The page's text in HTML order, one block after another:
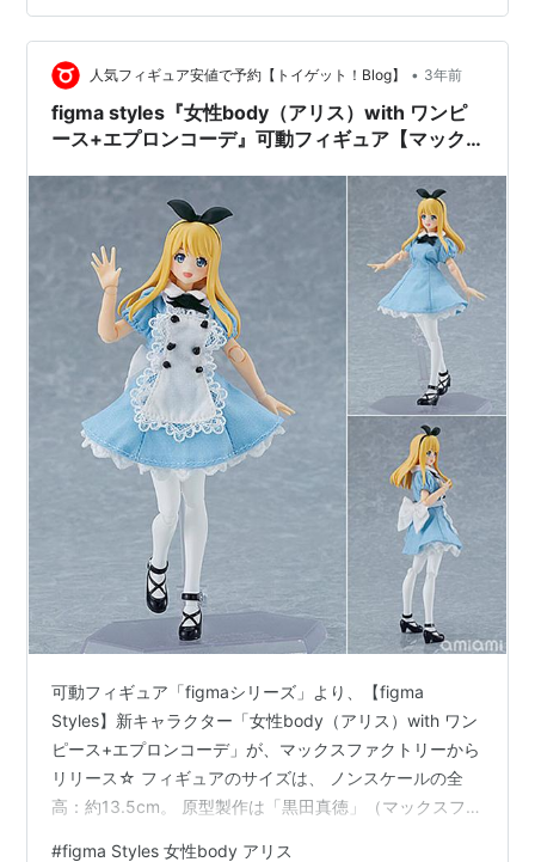
ピストル「G19タイプ」 figma Styles『武装JKバリアン
ト【C】』 ◆ 頭髪：ウェーブヘア ◆ ファーストライン
のベルト ◆…
人気フィギュア安値で予約【トイゲット！Blog】 • 3年前
figma styles『女性body（アリス）with ワンピ
ース+エプロンコーデ』可動フィギュア【マック
可動フィギュア「figmaシリーズ」より、【figma
Styles】新キャラクター「女性body（アリス）with ワン
ピース+エプロンコーデ」が、マックスファクトリーから
リリース☆ フィギュアのサイズは、 ノンスケールの全
高：約13.5cm。 原型製作は「黒田真徳」（マックスファ
#figma Styles 女性body アリス